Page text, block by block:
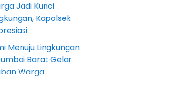
Jadi Kunci
Kapolsek
Menuju Lingkungan
Barat Gelar
Warga